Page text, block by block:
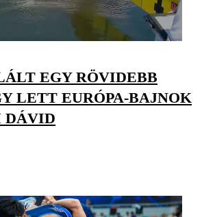
EGY RÖVIDEBB
LETT EURÓPA-BAJNOK
DÁVID